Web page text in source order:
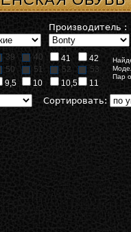
Производитель :
39 40 41
42
50 51 52
53
9,5 10 10,5 11
Пар
Сортировать: